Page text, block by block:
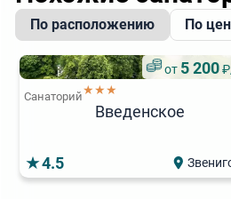
По расположению По
от 5 200
Санаторий★★★
Введенское
4.5